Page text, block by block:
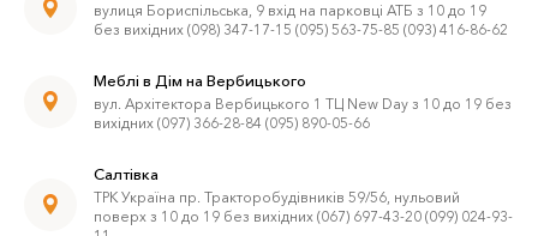
вулиця Бориспільська, 9 вхід на парковці АТБ з 10 до 19
без вихідних (098) 347-17-15 (095) 563-75-85 (093) 416-86-62
Меблі в Дім на Вербицького
вул. Архітектора Вербицького 1 ТЦ New Day з 10 до 19 без
вихідних (097) 366-28-84 (095) 890-05-66
Салтівка
ТРК Україна пр. Тракторобудівників 59/56, нульовий
поверх з 10 до 19 без вихідних (067) 697-43-20 (099) 024-93-